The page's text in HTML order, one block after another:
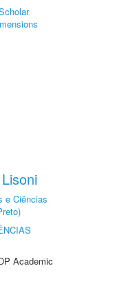
e Ciências
Academic